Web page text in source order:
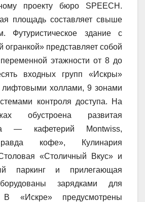
проекту бюро SPEECH.
площадь составляет свыше
здание с
огранкой» представляет собой
этажности от 8 до
входных групп «Искры»
холлами, 9 зонами
контроля доступа. На
обустроена развитая
— кафетерий Montwiss,
кофе», Кулинария
«Столичный Вкус» и
паркинг и прилегающая
зарядками для
В «Искре» предусмотрены